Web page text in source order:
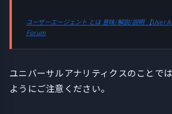
ユーザーエージェント とは 意味/解説/説明 【User
Forum
ユニバーサルアナリティクスのことで
ようにご注意ください。